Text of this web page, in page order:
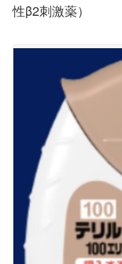
性β2刺激薬）